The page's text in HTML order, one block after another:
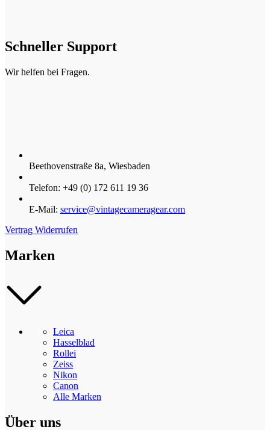
Schneller Support
Wir helfen bei Fragen.
Beethovenstraße 8a, Wiesbaden
Telefon: +49 (0) 172 611 19 36
E-Mail: service@vintagecameragear.com
Vertrag Widerrufen
Marken
Leica
Hasselblad
Rollei
Zeiss
Nikon
Canon
Alle Marken
Über uns